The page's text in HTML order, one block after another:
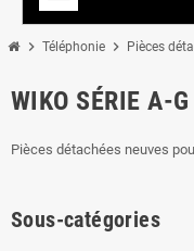
chevron_right Téléphonie chevron_right Pièces
WIKO SÉRIE A-G
Pièces détachées neuves
Sous-catégories